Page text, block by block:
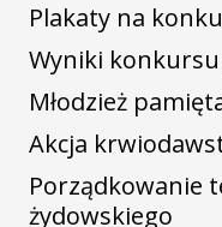
Plakaty na
Wyniki
Młodzież
Akcja
Porządkowanie
żydowskiego